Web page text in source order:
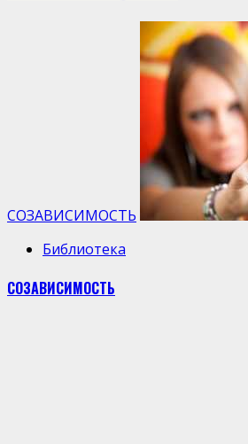
СОЗАВИСИМОСТЬ
Библиотека
СОЗАВИСИМОСТЬ